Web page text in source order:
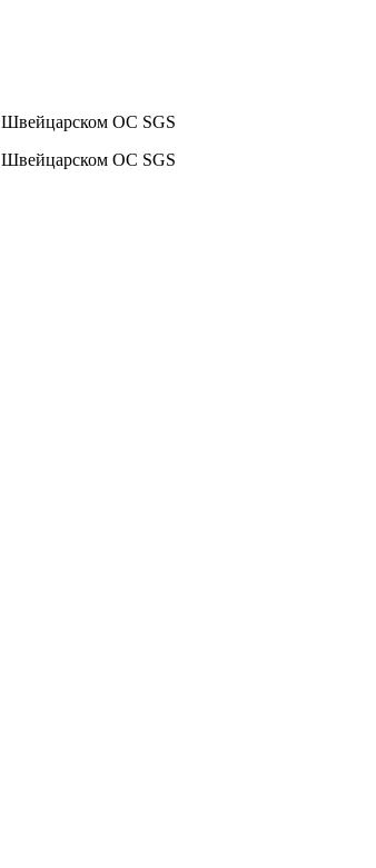
Швейцарском ОС SGS
Швейцарском ОС SGS